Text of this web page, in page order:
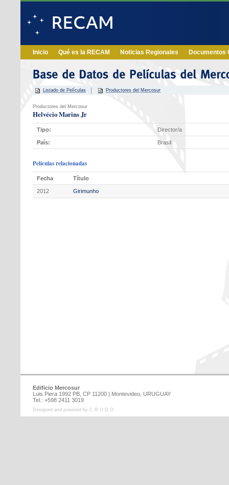
Inicio Qué es la RECAM Noticias Regionales Documentos
Listado de Películas Productores del Mercosur
Productores del Mercosur
Helvécio Marins Jr
Tipo: Director/a
País: Brasil
Películas relacionadas
Fecha Título
2012 Girimunho
Edificio Mercosur
Luis Piera 1992 PB, CP 11200 | Montevideo, URUGUAY
Tel.: +598 2411 3019
Designed and powered by C R U D O